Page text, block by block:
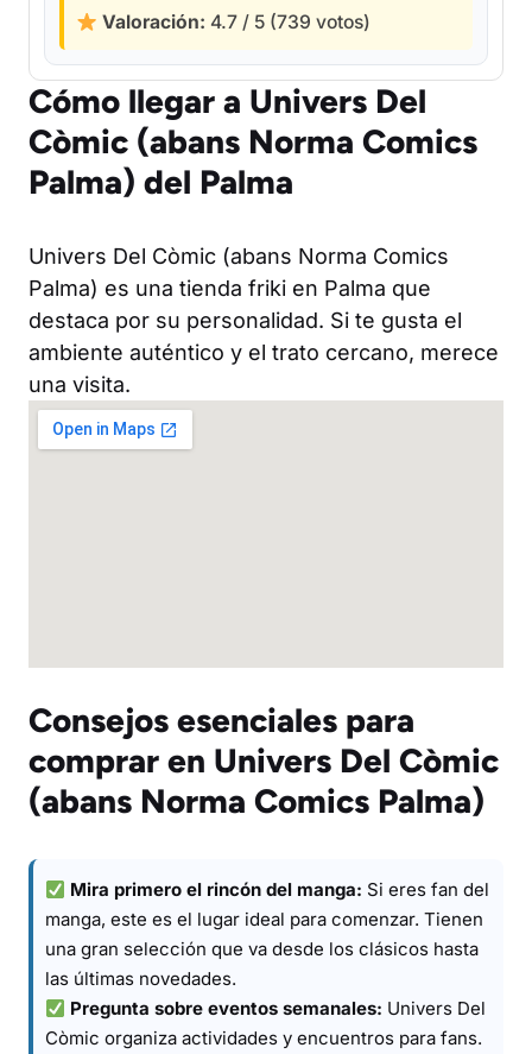
Valoración: 4.7 / 5 (739 votos)
Cómo llegar a Univers Del
Còmic (abans Norma Comics
Palma) del Palma
Univers Del Còmic (abans Norma Comics
Palma) es una tienda friki en Palma que
destaca por su personalidad. Si te gusta el
ambiente auténtico y el trato cercano, merece
una visita.
Consejos esenciales para
comprar en Univers Del Còmic
(abans Norma Comics Palma)
Mira primero el rincón del manga: Si eres fan del
manga, este es el lugar ideal para comenzar. Tienen
una gran selección que va desde los clásicos hasta
las últimas novedades.
Pregunta sobre eventos semanales: Univers Del
Còmic organiza actividades y encuentros para fans.